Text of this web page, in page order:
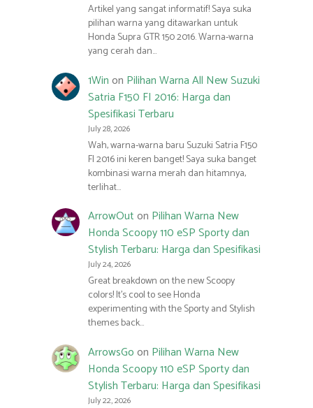
Artikel yang sangat informatif! Saya suka
pilihan warna yang ditawarkan untuk
Honda Supra GTR 150 2016. Warna-warna
yang cerah dan…
1Winon Pilihan Warna All New Suzuki
Satria F150 FI 2016: Harga dan
Spesifikasi Terbaru
July 28, 2026
Wah, warna-warna baru Suzuki Satria F150
FI 2016 ini keren banget! Saya suka banget
kombinasi warna merah dan hitamnya,
terlihat…
ArrowOuton Pilihan Warna New
Honda Scoopy 110 eSP Sporty dan
Stylish Terbaru: Harga dan Spesifikasi
July 24, 2026
Great breakdown on the new Scoopy
colors! It’s cool to see Honda
experimenting with the Sporty and Stylish
themes back…
ArrowsGoon Pilihan Warna New
Honda Scoopy 110 eSP Sporty dan
Stylish Terbaru: Harga dan Spesifikasi
July 22, 2026